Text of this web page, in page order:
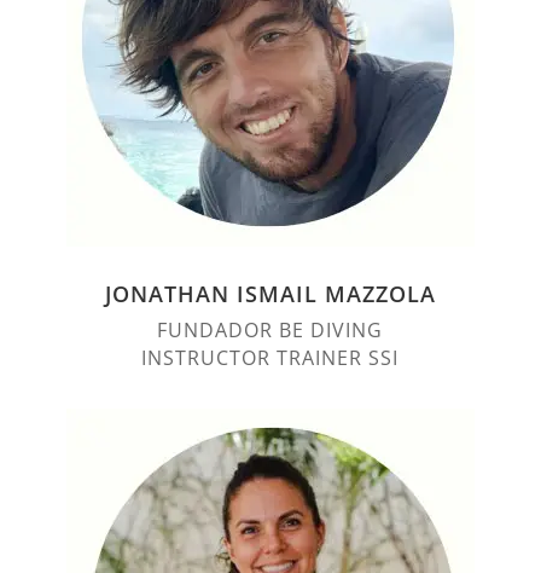
JONATHAN ISMAIL MAZZOLA
FUNDADOR BE DIVING
INSTRUCTOR TRAINER SSI